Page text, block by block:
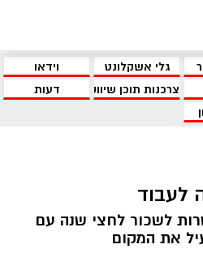
גלי אשקלונט
וידאו
צרכנות תוכן שיווקי
דעות
לעבוד
לשכור לחצי שנה עם
את המקום